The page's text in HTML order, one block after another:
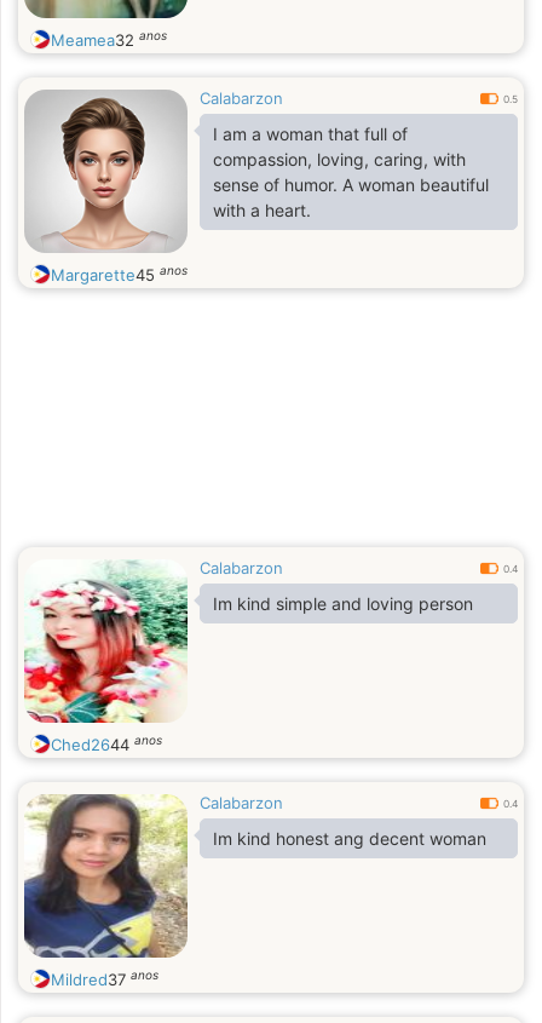
Meamea32 anos
Calabarzon 0.5
I am a woman that full of
compassion, loving, caring, with
sense of humor. A woman beautiful
with a heart.
Margarette45 anos
Calabarzon 0.4
Im kind simple and loving person
Ched2644 anos
Calabarzon 0.4
Im kind honest ang decent woman
Mildred37 anos